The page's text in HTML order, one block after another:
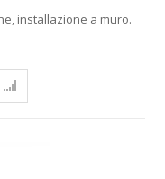
installazione a muro.